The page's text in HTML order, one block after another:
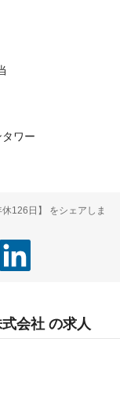
ワー
126日】 をシェアしま
会社 の求人